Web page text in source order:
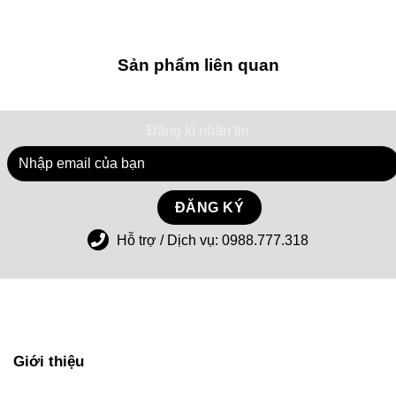
Sản phẩm liên quan
Hỗ trợ / Dịch vụ: 0988.777.318
Giới thiệu